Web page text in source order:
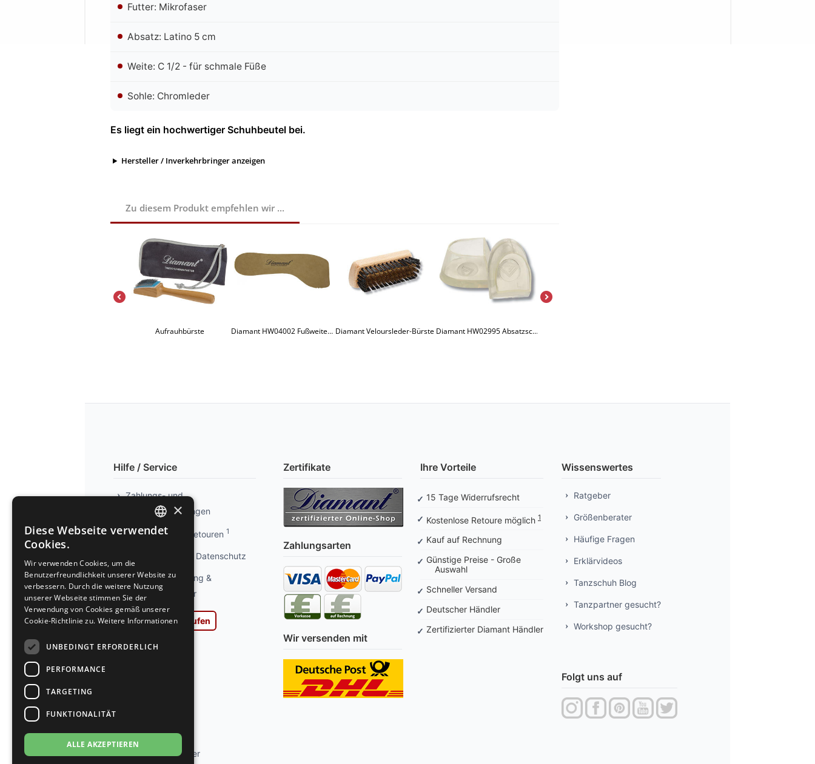
Futter: Mikrofaser
Absatz: Latino 5 cm
Weite: C 1/2 - für schmale Füße
Sohle: Chromleder
Es liegt ein hochwertiger Schuhbeutel bei.
Hersteller / Inverkehrbringer anzeigen
Zu diesem Produkt empfehlen wir ...
Aufrauhbürste Diamant HW04002 Fußweiten Konverter beige Diamant Veloursleder-Bürste Diamant HW02995 Absatzschoner für Latino-Absätze
Hilfe / Service
Zahlungs- und
Versandbedingungen
Info kostenlose Retouren 1
Privatsphäre und Datenschutz
Widerrufsbelehrung &
Widerrufsformular
Vertrag widerrufen
AGB
Jobs
Tanzschuh Berater
Zertifikate
Zahlungsarten
Wir versenden mit
Ihre Vorteile
15 Tage Widerrufsrecht
Kostenlose Retoure möglich 1
Kauf auf Rechnung
Günstige Preise - Große
Auswahl
Schneller Versand
Deutscher Händler
Zertifizierter Diamant Händler
Wissenswertes
Ratgeber
Größenberater
Häufige Fragen
Erklärvideos
Tanzschuh Blog
Tanzpartner gesucht?
Workshop gesucht?
Folgt uns auf
GERMAN
×
Diese Webseite verwendet
Cookies.
Wir verwenden Cookies, um die
Benutzerfreundlichkeit unserer Website zu
verbessern. Durch die weitere Nutzung
unserer Webseite stimmen Sie der
Verwendung von Cookies gemäß unserer
Cookie-Richtlinie zu. Weitere Informationen
UNBEDINGT ERFORDERLICH
PERFORMANCE
TARGETING
FUNKTIONALITÄT
ALLE AKZEPTIEREN